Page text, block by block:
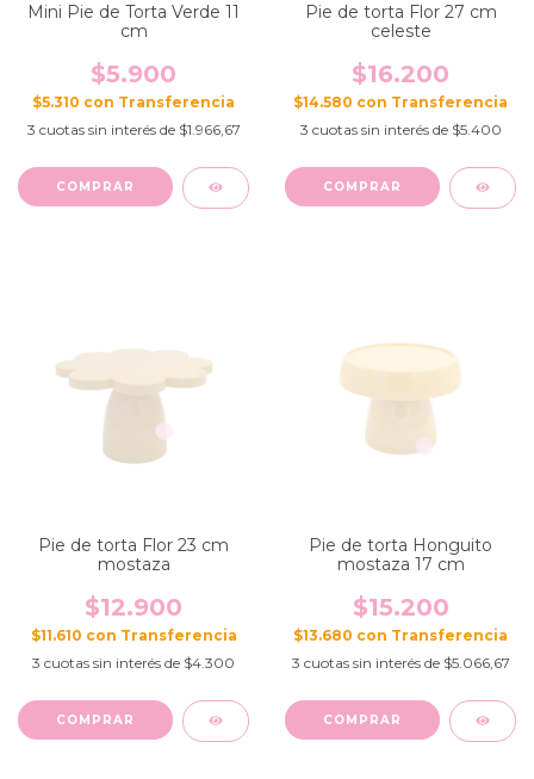
Mini Pie de Torta Verde 11
cm
$5.900
$5.310 con
3 cuotas sin interés de $1.966,67
Pie de torta Flor 27 cm
celeste
$16.200
$14.580 con
3 cuotas sin interés de $5.400
Pie de torta Flor 23 cm
mostaza
$12.900
$11.610 con
3 cuotas sin interés de $4.300
Pie de torta Honguito
mostaza 17 cm
$15.200
$13.680 con
3 cuotas sin interés de $5.066,67